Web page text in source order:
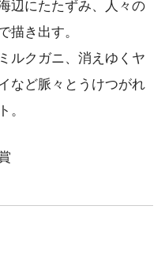
辺にたたずみ、人々の
描き出す。
ルクガニ、消えゆくヤ
など脈々とうけつがれ
。